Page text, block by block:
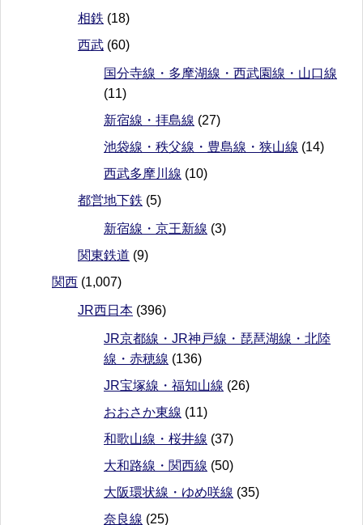
相鉄 (18)
西武 (60)
国分寺線・多摩湖線・西武園線・山口線
(11)
新宿線・拝島線 (27)
池袋線・秩父線・豊島線・狭山線 (14)
西武多摩川線 (10)
都営地下鉄 (5)
新宿線・京王新線 (3)
関東鉄道 (9)
関西 (1,007)
JR西日本 (396)
JR京都線・JR神戸線・琵琶湖線・北陸
線・赤穂線 (136)
JR宝塚線・福知山線 (26)
おおさか東線 (11)
和歌山線・桜井線 (37)
大和路線・関西線 (50)
大阪環状線・ゆめ咲線 (35)
奈良線 (25)